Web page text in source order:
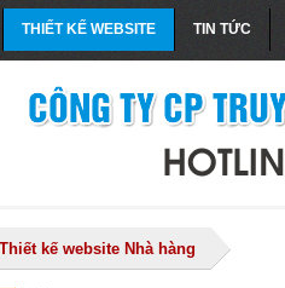
THIẾT KẾ WEBSITE TIN TỨC
Thiết kế website Nhà hàng